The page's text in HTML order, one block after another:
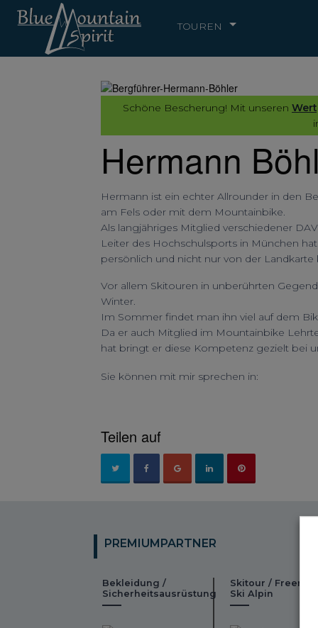
TOUREN
Schöne Bescherung! Mit unseren
Hermann
Hermann ist ein echter Allrounder in den
am Fels oder mit dem Mountainbike.
Als langjähriges Mitglied verschiedener
Leiter des Hochschulsports in München
persönlich und nicht nur von der Landkarte
Vor allem Skitouren in unberührten
Winter.
Im Sommer findet man ihn viel auf dem
Da er auch Mitglied im Mountainbike
hat bringt er diese Kompetenz gezielt bei
Sie können mit mir sprechen in:
Teilen auf
PREMIUMPARTNER
Bekleidung /
Sicherheitsausrüstung
Skitour / Freeride /
Ski Alpin